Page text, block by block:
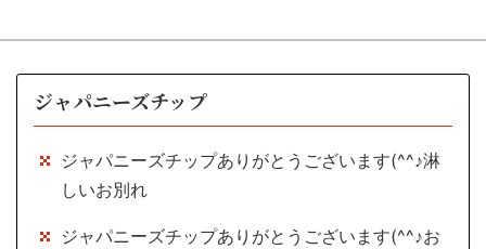
ジャパニーズチップ
ジャパニーズチップありがとうございます(^^♪淋
しいお別れ
ジャパニーズチップありがとうございます(^^♪お